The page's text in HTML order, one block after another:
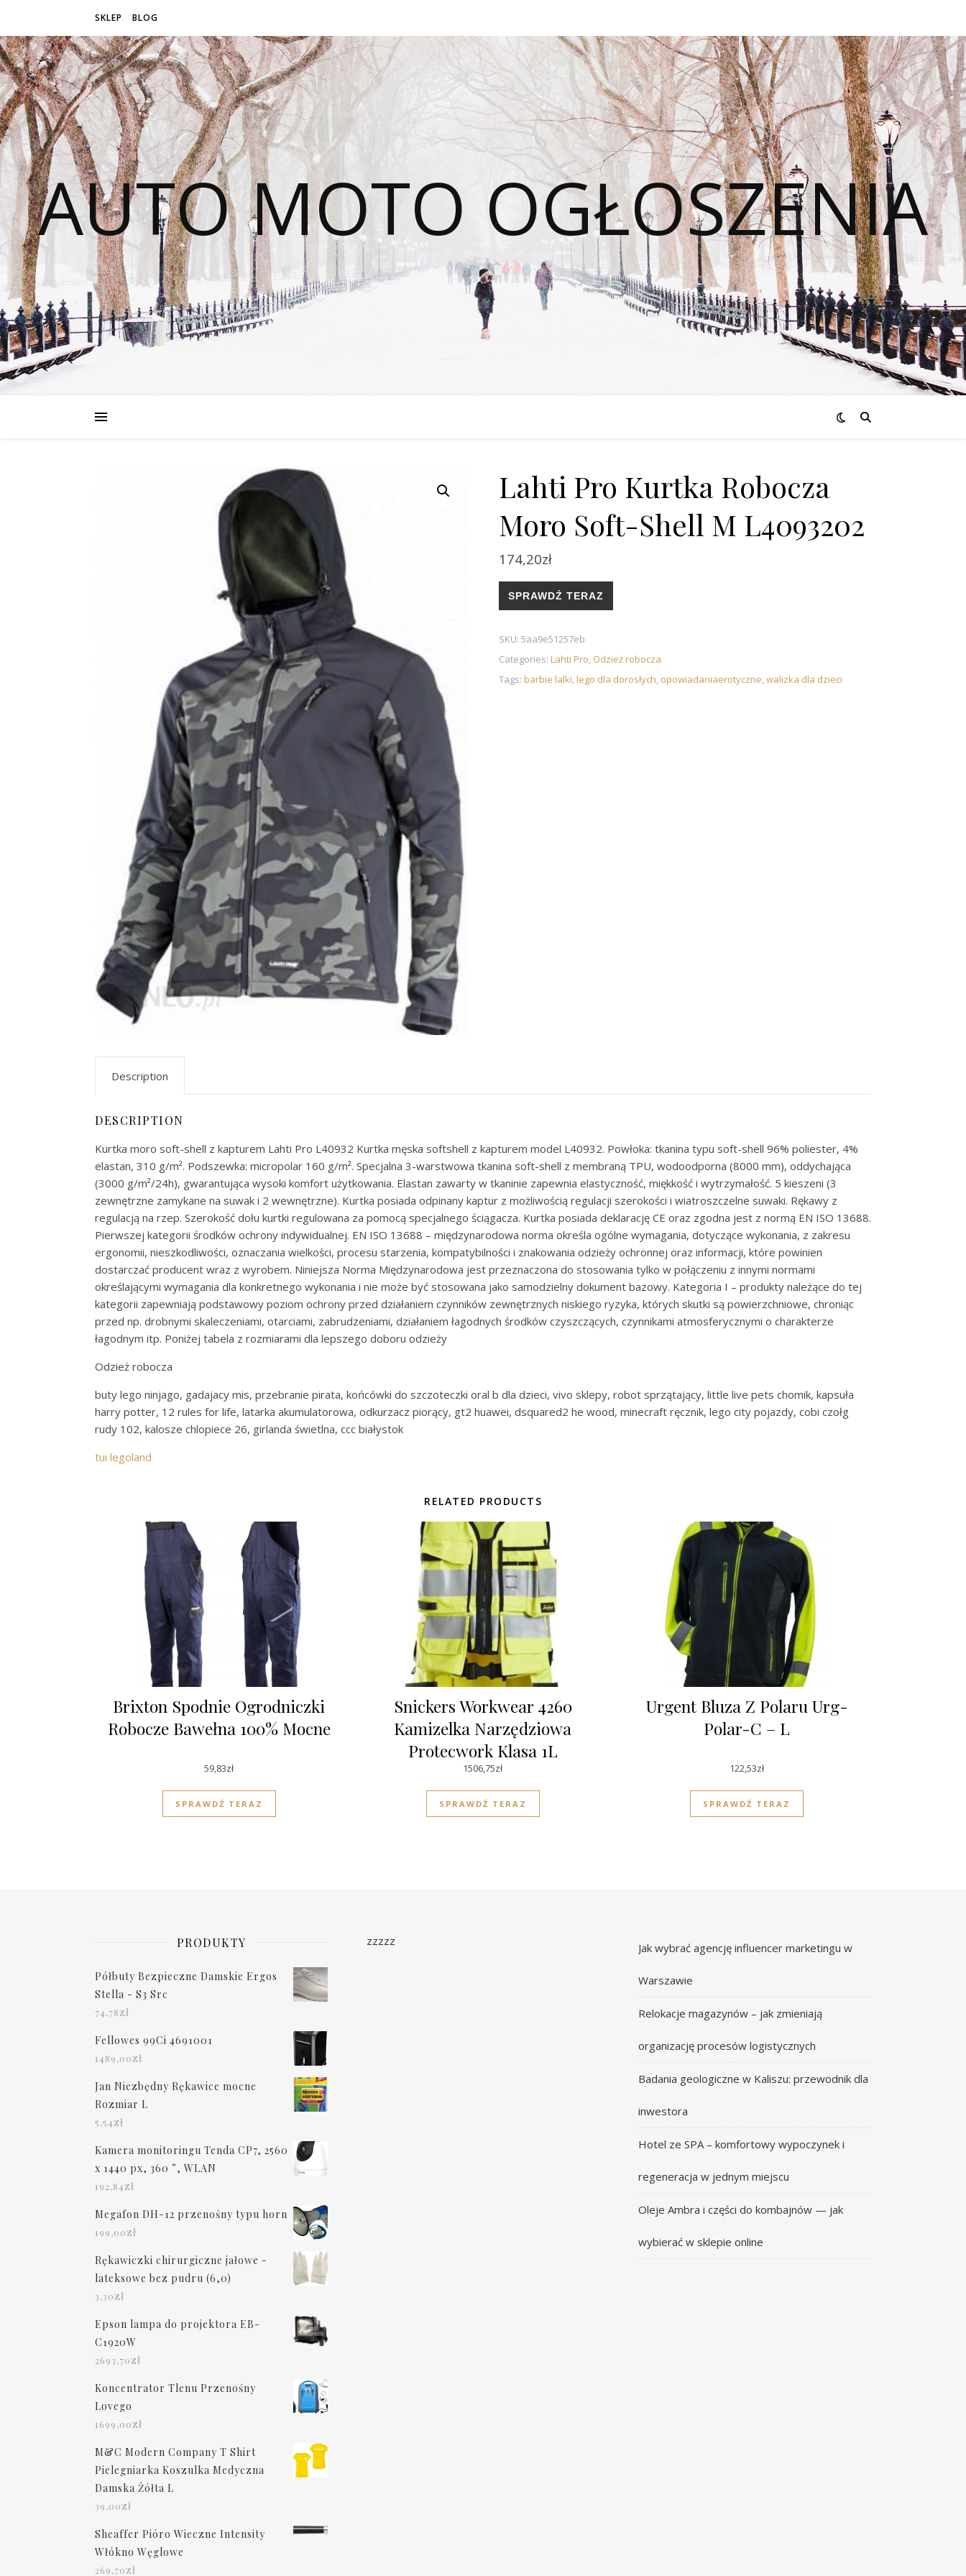
SKLEP BLOG
AUTO MOTO OGŁOSZENIA
Lahti Pro Kurtka Robocza
Moro Soft-Shell M L4093202
174,20zł
SPRAWDŹ TERAZ
SKU: 5aa9e51257eb
Categories: Lahti Pro, Odzież robocza
Tags: barbie lalki,lego dla dorosłych, opowiadaniaerotyczne,walizka dla dzieci
Description
DESCRIPTION
Kurtka moro soft-shell z kapturem Lahti Pro L40932 Kurtka męska softshell z kapturem model L40932. Powłoka: tkanina typu soft-shell 96% poliester, 4%
elastan, 310 g/m². Podszewka: micropolar 160 g/m². Specjalna 3-warstwowa tkanina soft-shell z membraną TPU, wodoodporna (8000 mm), oddychająca
(3000 g/m²/24h), gwarantująca wysoki komfort użytkowania. Elastan zawarty w tkaninie zapewnia elastyczność, miękkość i wytrzymałość. 5 kieszeni (3
zewnętrzne zamykane na suwak i 2 wewnętrzne). Kurtka posiada odpinany kaptur z możliwością regulacji szerokości i wiatroszczelne suwaki. Rękawy z
regulacją na rzep. Szerokość dołu kurtki regulowana za pomocą specjalnego ściągacza. Kurtka posiada deklarację CE oraz zgodna jest z normą EN ISO 13688.
Pierwszej kategorii środków ochrony indywidualnej. EN ISO 13688 – międzynarodowa norma określa ogólne wymagania, dotyczące wykonania, z zakresu
ergonomii, nieszkodliwości, oznaczania wielkości, procesu starzenia, kompatybilności i znakowania odzieży ochronnej oraz informacji, które powinien
dostarczać producent wraz z wyrobem. Niniejsza Norma Międzynarodowa jest przeznaczona do stosowania tylko w połączeniu z innymi normami
określającymi wymagania dla konkretnego wykonania i nie może być stosowana jako samodzielny dokument bazowy. Kategoria I – produkty należące do tej
kategorii zapewniają podstawowy poziom ochrony przed działaniem czynników zewnętrznych niskiego ryzyka, których skutki są powierzchniowe, chroniąc
przed np. drobnymi skaleczeniami, otarciami, zabrudzeniami, działaniem łagodnych środków czyszczących, czynnikami atmosferycznymi o charakterze
łagodnym itp. Poniżej tabela z rozmiarami dla lepszego doboru odzieży
Odzież robocza
buty lego ninjago, gadajacy mis, przebranie pirata, końcówki do szczoteczki oral b dla dzieci, vivo sklepy, robot sprzątający, little live pets chomik, kapsuła
harry potter, 12 rules for life, latarka akumulatorowa, odkurzacz piorący, gt2 huawei, dsquared2 he wood, minecraft ręcznik, lego city pojazdy, cobi czołg
rudy 102, kalosze chlopiece 26, girlanda świetlna, ccc białystok
tui legoland
RELATED PRODUCTS
Brixton Spodnie Ogrodniczki
Robocze Bawełna 100% Mocne
59,83zł
SPRAWDŹ TERAZ
Snickers Workwear 4260
Kamizelka Narzędziowa
Protecwork Klasa 1L
1506,75zł
SPRAWDŹ TERAZ
Urgent Bluza Z Polaru Urg-
Polar-C – L
122,53zł
SPRAWDŹ TERAZ
PRODUKTY
Półbuty Bezpieczne Damskie Ergos
Stella - S3 Src
74,78zł
Fellowes 99Ci 4691001
1489,00zł
Jan Niezbędny Rękawice mocne
Rozmiar L
5,54zł
Kamera monitoringu Tenda CP7, 2560
x 1440 px, 360 °, WLAN
192,84zł
Megafon DH-12 przenośny typu horn
199,00zł
Rękawiczki chirurgiczne jałowe -
lateksowe bez pudru (6,0)
3,30zł
Epson lampa do projektora EB-
C1920W
2693,70zł
Koncentrator Tlenu Przenośny
Lovego
1699,00zł
M&C Modern Company T Shirt
Pielegniarka Koszulka Medyczna
Damska Żółta L
39,00zł
Sheaffer Pióro Wieczne Intensity
Włókno Węglowe
269,70zł
zzzzz Jak wybrać agencję influencer marketingu w
Warszawie
Relokacje magazynów – jak zmieniają
organizację procesów logistycznych
Badania geologiczne w Kaliszu: przewodnik dla
inwestora
Hotel ze SPA – komfortowy wypoczynek i
regeneracja w jednym miejscu
Oleje Ambra i części do kombajnów — jak
wybierać w sklepie online